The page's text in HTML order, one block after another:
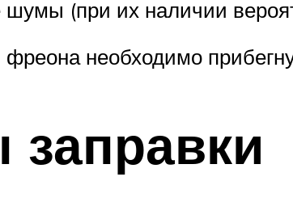
шумы (при их наличии
фреона необходимо